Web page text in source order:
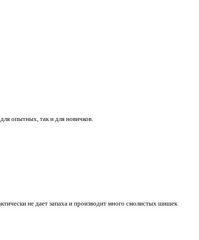
опытных, так и для новичков.
не дает запаха и производит много смолистых шишек